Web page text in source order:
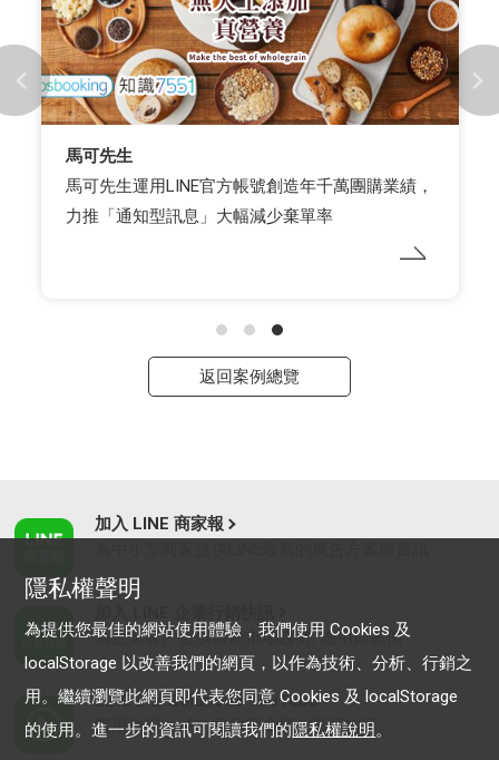
馬可先生
馬可先生運用LINE官方帳號創造年千萬團購業績，
力推「通知型訊息」大幅減少棄單率
返回案例總覽
加入 LINE 商家報
為企業客戶提供最新市場趨勢, 應用與案例
LINE Biz-Solutions YouTube
實用教學、成功案例等多樣化影音內容
隱私權聲明
為提供您最佳的網站使用體驗，我們使用 Cookies 及
localStorage 以改善我們的網頁，以作為技術、分析、行銷之
用。繼續瀏覽此網頁即代表您同意 Cookies 及 localStorage
的使用。進一步的資訊可閱讀我們的隱私權說明。